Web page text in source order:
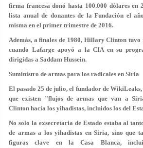
firma francesa donó hasta 100.000 dólares en
lista anual de donantes de la Fundación el
misma en el primer trimestre de 2016.
Además, a finales de 1980, Hillary Clinton tuvo
cuando Lafarge apoyó a la CIA en su
dirigidas a Saddam Hussein.
Suministro de armas para los radicales en Siria
El pasado 25 de julio, el fundador de WikiLeaks,
que existen "flujos de armas que van a
Clinton hacia los yihadistas, incluidos los del
No solo la exsecretaria de Estado estaba al
de armas a los yihadistas en Siria, sino que
figuras clave en la Casa Blanca,